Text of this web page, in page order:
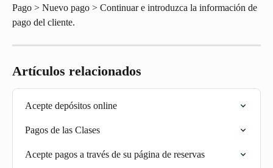
Pago > Nuevo pago > Continuar e introduzca la información de
pago del cliente.
Artículos relacionados
Acepte depósitos online
Pagos de las Clases
Acepte pagos a través de su página de reservas